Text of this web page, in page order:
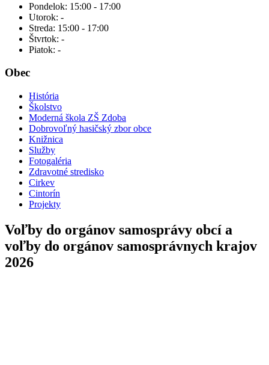
Pondelok: 15:00 - 17:00
Utorok: -
Streda: 15:00 - 17:00
Štvrtok: -
Piatok: -
Obec
História
Školstvo
Moderná škola ZŠ Zdoba
Dobrovoľný hasičský zbor obce
Knižnica
Služby
Fotogaléria
Zdravotné stredisko
Cirkev
Cintorín
Projekty
Voľby do orgánov samosprávy obcí a
voľby do orgánov samosprávnych krajov
2026